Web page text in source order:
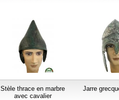
Stèle thrace en marbre
avec cavalier
Jarre